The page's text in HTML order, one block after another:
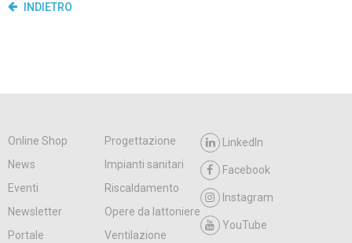
INDIETRO
Online Shop
Progettazione
News
Impianti sanitari
Eventi
Riscaldamento
Newsletter
Opere da lattoniere
Portale
Ventilazione
LinkedIn
Facebook
Instagram
YouTube